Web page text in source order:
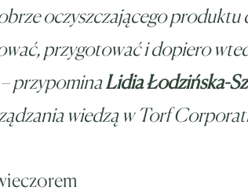
oczyszczającego produktu
przygotować i dopiero
przypominaLidia Łodzińska-
wiedzą w Torf